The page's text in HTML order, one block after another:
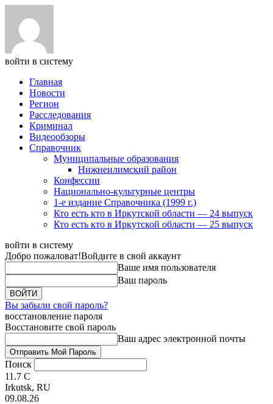
войти в систему
Главная
Новости
Регион
Расследования
Криминал
Видеообзоры
Справочник
Муниципальные образования
Нижнеилимский район
Конфессии
Национально-культурные центры
1-е издание Справочника (1999 г.)
Кто есть кто в Иркутской области — 24 выпуск
Кто есть кто в Иркутской области — 25 выпуск
войти в систему
Добро пожаловат!Войдите в свой аккаунт
Ваше имя пользователя
Ваш пароль
Вы забыли свой пароль?
восстановление пароля
Восстановите свой пароль
Ваш адрес электронной почты
Поиск
11.7 C
Irkutsk, RU
09.08.26